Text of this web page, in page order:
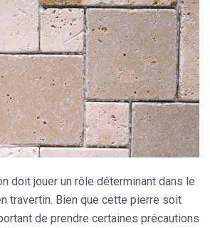
doit jouer un rôle déterminant dans le
travertin. Bien que cette pierre soit
de prendre certaines précautions